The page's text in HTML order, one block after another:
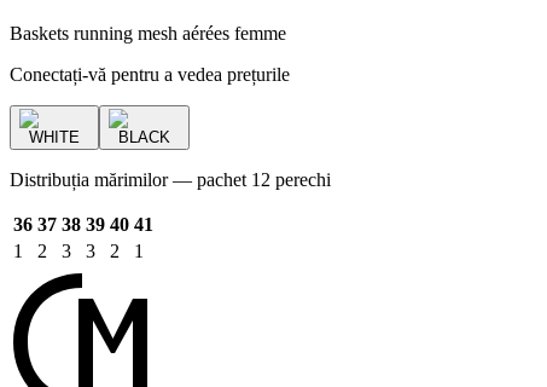
Baskets running mesh aérées femme
Conectați-vă pentru a vedea prețurile
WHITE BLACK
Distribuția mărimilor — pachet 12 perechi
36 37 38 39 40 41
1
2 3 3 2 1